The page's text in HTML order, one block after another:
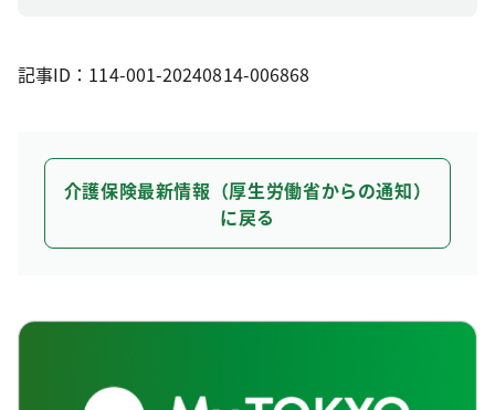
記事ID：114-001-20240814-006868
介護保険最新情報（厚生労働省からの通知）
に戻る